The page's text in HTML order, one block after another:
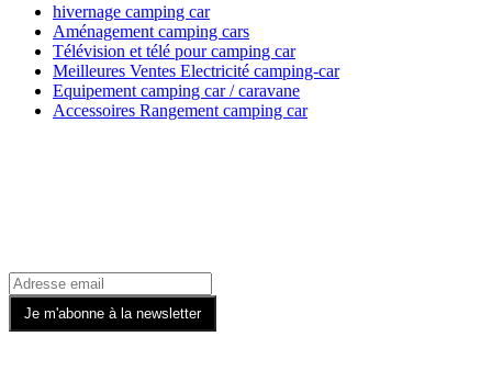
hivernage camping car
Aménagement camping cars
Télévision et télé pour camping car
Meilleures Ventes Electricité camping-car
Equipement camping car / caravane
Accessoires Rangement camping car